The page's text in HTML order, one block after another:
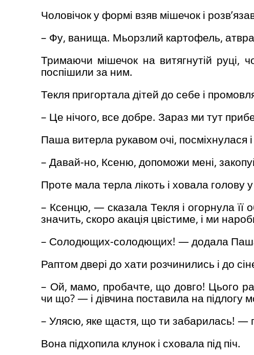
Чоловічок у формі взяв мішечок і
– Фу, ванища. Мьорзлий картофель,
Тримаючи мішечок на витягнутій руці,
поспішили за ним.
Текля пригортала дітей до себе і
– Це нічого, все добре. Зараз ми тут
Паша витерла рукавом очі, посміхнулася
– Давай-но, Ксеню, допоможи мені,
Проте мала терла лікоть і ховала голову
– Ксенцю, — сказала Текля і огорнула
значить, скоро акація цвістиме, і ми
– Солодющих-солодющих! — додала
Раптом двері до хати розчинились і до
– Ой, мамо, пробачте, що довго! Цього
чи що? — і дівчина поставила на підлогу
– Улясю, яке щастя, що ти забарилась! —
Вона підхопила клунок і сховала під піч.